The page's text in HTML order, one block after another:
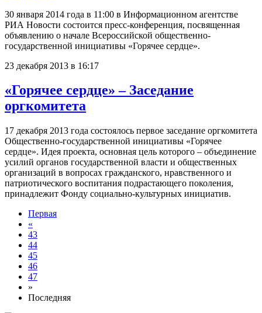
30 января 2014 года в 11:00 в Информационном агентстве
РИА Новости состоится пресс-конференция, посвященная
объявлению о начале Всероссийской общественно-
государственной инициативы «Горячее сердце».
23 декабря 2013 в 16:17
«Горячее сердце» – Заседание
оргкомитета
17 декабря 2013 года состоялось первое заседание оргкомитета
Общественно-государственной инициативы «Горячее
сердце». Идея проекта, основная цель которого – объединение
усилий органов государственной власти и общественных
организаций в вопросах гражданского, нравственного и
патриотического воспитания подрастающего поколения,
принадлежит Фонду социально-культурных инициатив.
Первая
«
43
44
45
46
47
»
Последняя